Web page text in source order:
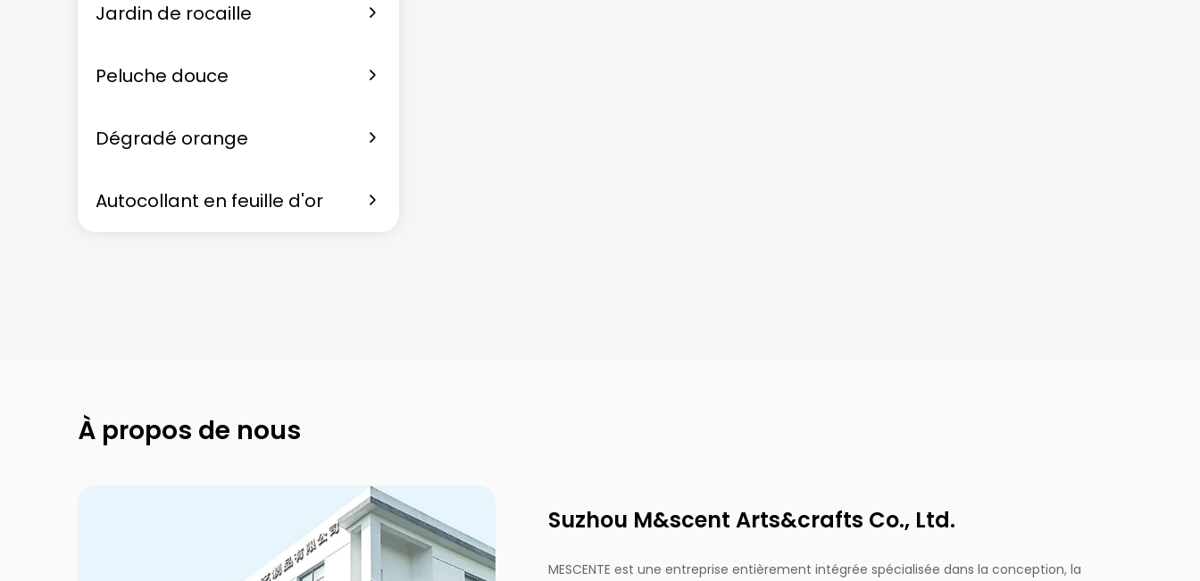
Jardin de rocaille
Peluche douce
Dégradé orange
Autocollant en feuille d'or
Symbole
Tirage à l'anneau
À propos de nous
Suzhou M&scent Arts&crafts Co., Ltd.
MESCENTE est une entreprise entièrement intégrée spécialisée dans la conception, la